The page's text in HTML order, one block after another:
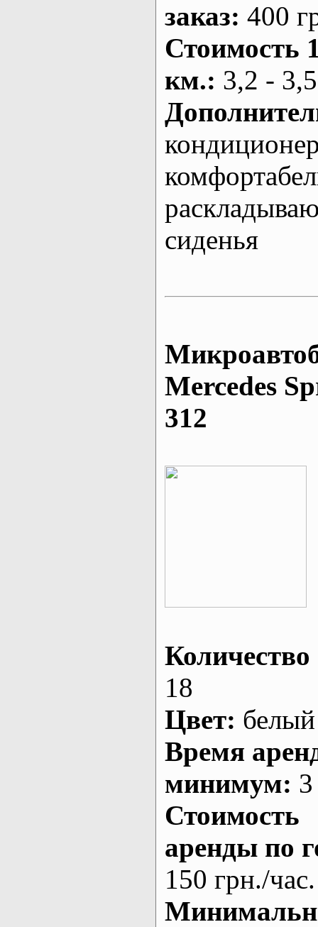
заказ: 400
Стоимость
км.: 3,2 -
сиденья
Mеrcedes
312
Количество
18
Цвет: белый
Время
минимум:
Стоимость
аренды по
150 грн./час.